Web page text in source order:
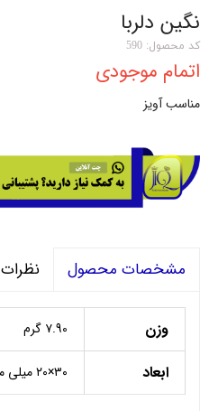
نگین دلربا
کد محصول: 590
اتمام موجودی
مناسب آویز
مشخصات محصول نظرات
وزن ۷.90 گرم
ابعاد ۳۰×۲۰ میلی متر